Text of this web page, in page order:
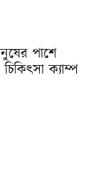
পাশে
ক্যাম্প